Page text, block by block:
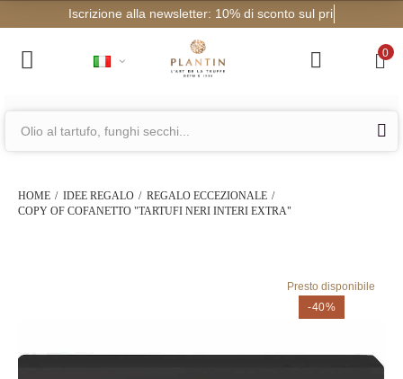
Iscrizione alla
0
HOME IDEE REGALO
REGALO ECCEZIONALE
COPY OF COFANETTO "TARTUFI NERI INTERI EXTRA"
Presto disponibile
-40%